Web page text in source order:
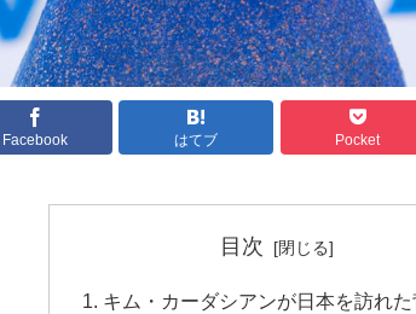
Facebook はてブ Pocket
目次
キム・カーダシアンが日本を訪れ